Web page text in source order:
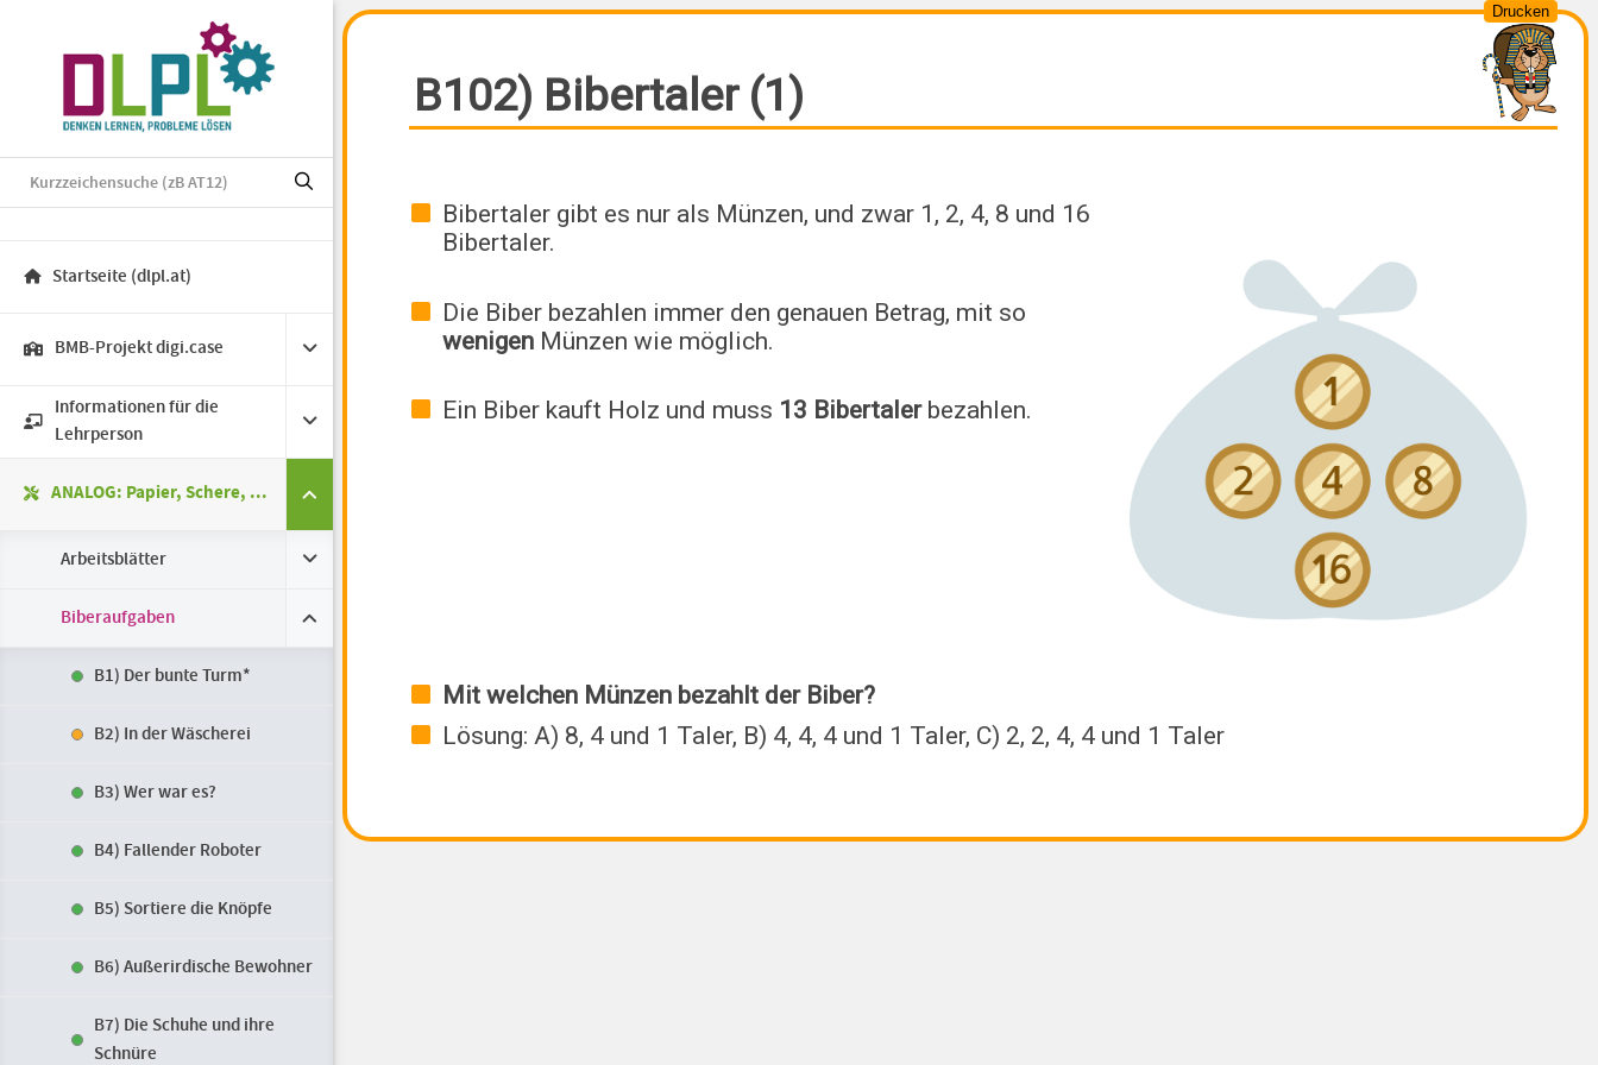
Startseite (dlpl.at)
BMB-Projekt digi.case
Informationen für die
Lehrperson
ANALOG: Papier, Schere, ...
Arbeitsblätter
Biberaufgaben
B1) Der bunte Turm*
B2) In der Wäscherei
B3) Wer war es?
B4) Fallender Roboter
B5) Sortiere die Knöpfe
B6) Außerirdische Bewohner
B7) Die Schuhe und ihre
Schnüre